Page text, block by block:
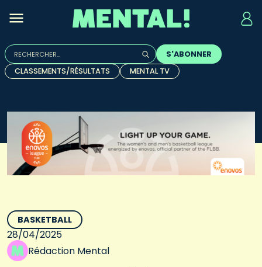
Rechercher :
Quand les résultats de l'auto-complétion sont
S'ABONNER
CLASSEMENTS/RÉSULTATS
MENTAL TV
BASKETBALL
28/04/2025
Rédaction Mental